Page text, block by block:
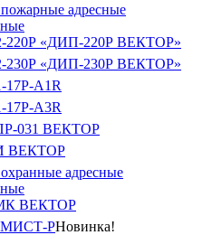
адресные
220Р «ДИП-220Р ВЕКТОР»
230Р «ДИП-230Р ВЕКТОР»
A1R
A3R
031 ВЕКТОР
ВЕКТОР
адресные
ВЕКТОР
РНовинка!